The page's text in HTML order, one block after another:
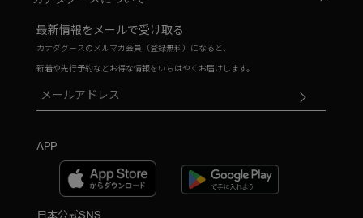
最新情報をメールで受け取る
カナダグースのメルマガ会員（登録無料）になると、
新着や先行予約などお得な情報をいちはやくお届けします。
APP
日本公式SNS